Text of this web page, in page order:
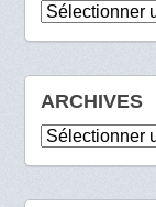
Catégories
ARCHIVES
Archives